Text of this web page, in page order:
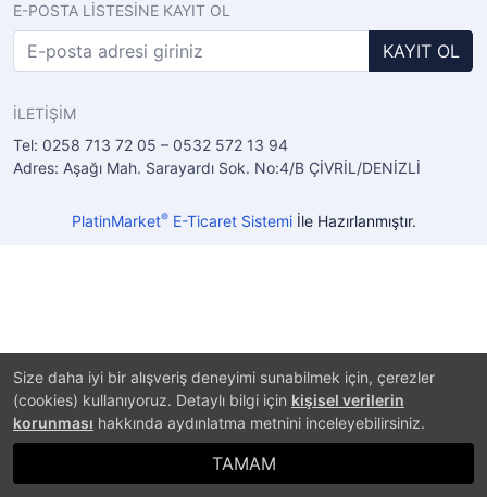
Size daha iyi bir alışveriş deneyimi sunabilmek için, çerezler
(cookies) kullanıyoruz. Detaylı bilgi için kişisel verilerin
korunması hakkında aydınlatma metnini inceleyebilirsiniz.
TAMAM
E-POSTA LİSTESİNE KAYIT OL
KAYIT OL
İLETİŞİM
Tel: 0258 713 72 05 – 0532 572 13 94
Adres: Aşağı Mah. Sarayardı Sok. No:4/B ÇİVRİL/DENİZLİ
PlatinMarket®E-Ticaret Sistemiİle Hazırlanmıştır.